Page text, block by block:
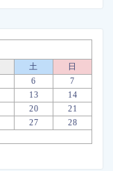
土
日
6
7
13
14
20
21
27
28